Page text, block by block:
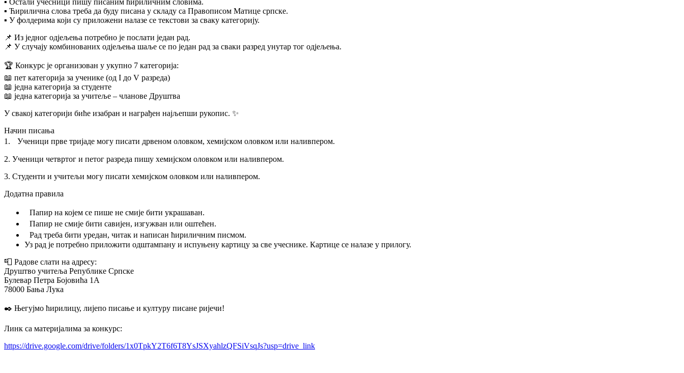
▪️ Ћирилична слова треба да буду писана у складу са Правописом Матице српске.
▪️ У фолдерима који су приложени налазе се текстови за сваку категорију.
📌 Из једног одјељења потребно је послати један рад.
📌 У случају комбинованих одјељења шаље се по један рад за сваки разред унутар тог одјељења.
🏆 Конкурс је организован у укупно 7 категорија:
📖 пет категорија за ученике (од I до V разреда)
📖 једна категорија за студенте
📖 једна категорија за учитеље – чланове Друштва
У свакој категорији биће изабран и награђен најљепши рукопис. ✨
Начин писања
1. Ученици прве тријаде могу писати дрвеном оловком, хемијском оловком или наливпером.
2. Ученици четвртог и петог разреда пишу хемијском оловком или наливпером.
3. Студенти и учитељи могу писати хемијском оловком или наливпером.
Додатна правила
Папир на којем се пише не смије бити украшаван.
Папир не смије бити савијен, изгужван или оштећен.
Рад треба бити уредан, читак и написан ћириличним писмом.
Уз рад је потребно приложити одштампану и испуњену картицу за све учеснике. Картице се налазе у прилогу.
📮 Радове слати на адресу:
Друштво учитеља Републике Српске
Булевар Петра Бојовића 1А
78000 Бања Лука
✒️ Његујмо ћирилицу, лијепо писање и културу писане ријечи!
Линк са материјалима за конкурс:
https://drive.google.com/drive/folders/1x0TpkY2T6f6T8YsJSXyahlzQFSiVsqJs?usp=drive_link